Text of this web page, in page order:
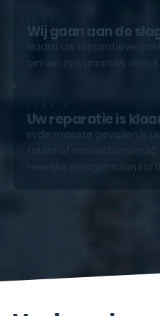
STAP 2
Wij gaan aan de
Nadat uw
binnen zijn, gaan wij
STAP 3
Uw reparatie is
In de meeste gevallen is
tablet of mobiel binnen
heerlijke versgemalen